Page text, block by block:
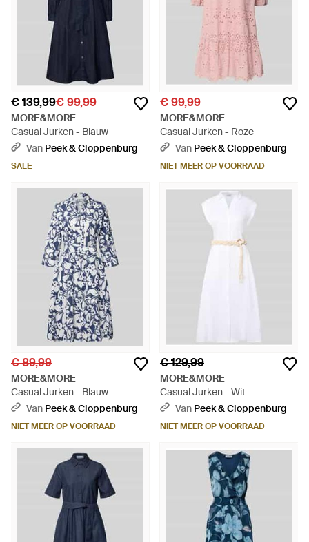
€ 139,99€ 99,99
MORE&MORE
Casual Jurken - Blauw
Van Peek & Cloppenburg
SALE
€ 99,99
MORE&MORE
Casual Jurken - Roze
Van Peek & Cloppenburg
NIET MEER OP VOORRAAD
€ 89,99
MORE&MORE
Casual Jurken - Blauw
Van Peek & Cloppenburg
NIET MEER OP VOORRAAD
€ 129,99
MORE&MORE
Casual Jurken - Wit
Van Peek & Cloppenburg
NIET MEER OP VOORRAAD